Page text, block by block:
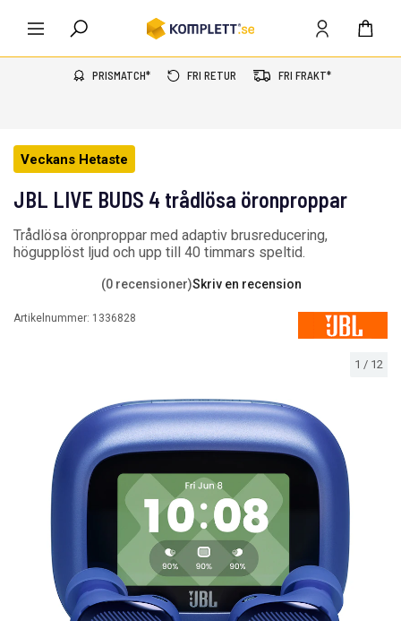
PRISMATCH* FRI RETUR FRI FRAKT*
1 / 12
Veckans Hetaste
JBL LIVE BUDS 4 trådlösa öronproppar
Trådlösa öronproppar med adaptiv brusreducering,
högupplöst ljud och upp till 40 timmars speltid.
(0 recensioner)Skriv en recension
Artikelnummer: 1336828